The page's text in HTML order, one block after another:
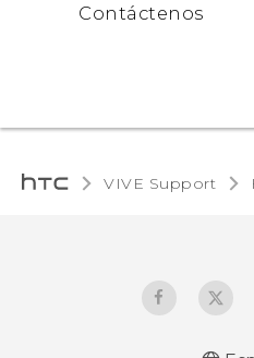
Contáctenos
VIVE Support